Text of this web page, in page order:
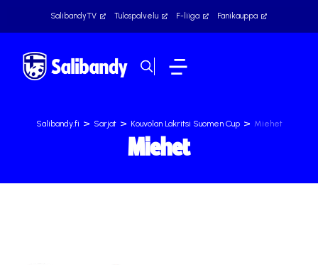
SalibandyTV Tulospalvelu F-liiga Fanikauppa
Salibandy.fi > Sarjat > Kouvolan Lakritsi Suomen Cup > Miehet
Miehet